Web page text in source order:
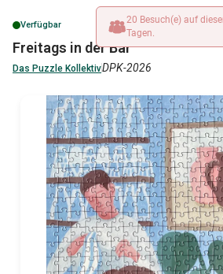
Verfügbar
Freitags in der Bar
Das Puzzle KollektivDPK-2026
20 Besuch(e) auf
Tagen.